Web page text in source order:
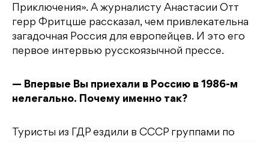
Приключения». А журналисту Анастасии Отт
герр Фритцше рассказал, чем привлекательна
загадочная Россия для европейцев. И это его
первое интервью русскоязычной прессе.
— Впервые Вы приехали в Россию в 1986-м
нелегально. Почему именно так?
Туристы из ГДР ездили в СССР группами по